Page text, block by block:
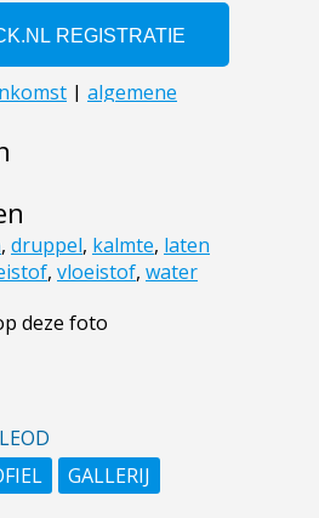
, druppel, kalmte, laten
, vloeistof, water
deze foto
GALLERIJ